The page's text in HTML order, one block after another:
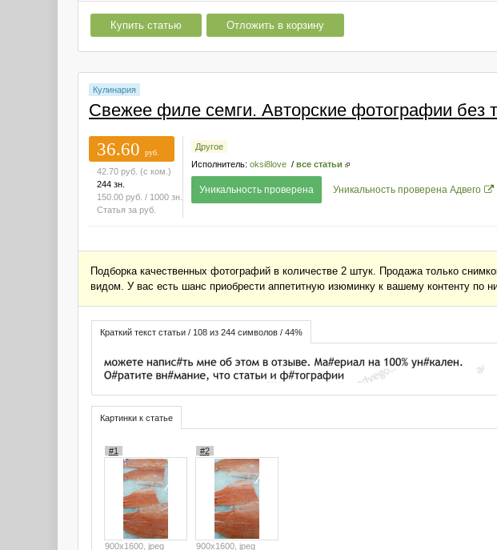
Купить статью Отложить в корзину
Кулинария
Свежее филе семги. Авторские фотографии без
36.60
руб.
42.70 руб. (с ком.)
244 зн.
150.00 руб. / 1000 зн.
Статья за руб.
Другое
Исполнитель: oksi8love / все статьи
Уникальность проверена Уникальность проверена Адвего
Подборка качественных фотографий в количестве 2 штук. Продажа только
видом. У вас есть шанс приобрести аппетитную изюминку к вашему контенту по
Краткий текст статьи / 108 из 244 символов / 44%
Картинки к статье
#1
900x1600, jpeg
#2
900x1600, jpeg